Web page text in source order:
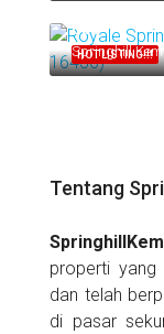
HOT LISTING!!!
Call
Springhill
Tentang
properti yang
dan telah
di pasar